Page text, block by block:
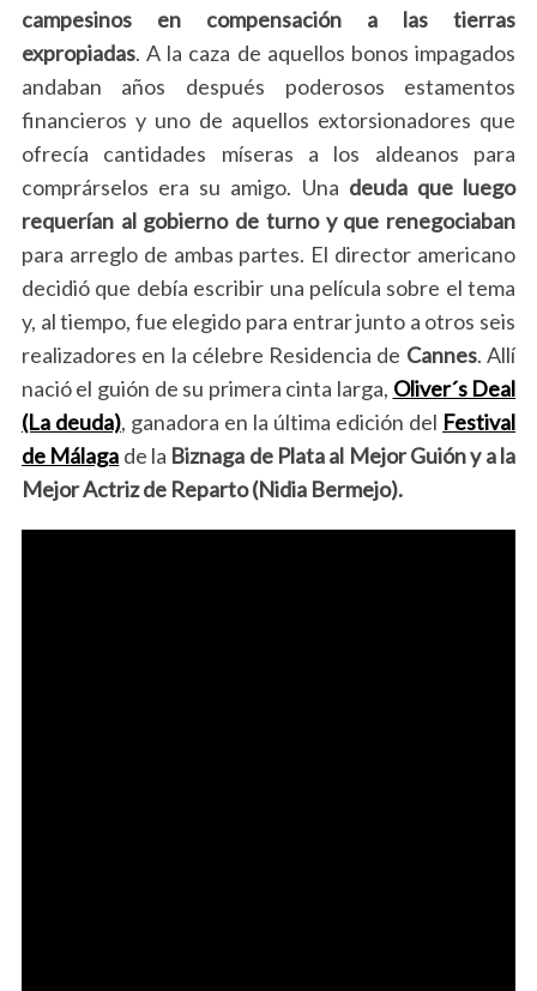
campesinos en compensación a las tierras
expropiadas. A la caza de aquellos bonos impagados
andaban años después poderosos estamentos
financieros y uno de aquellos extorsionadores que
ofrecía cantidades míseras a los aldeanos para
comprárselos era su amigo. Una deuda que luego
requerían al gobierno de turno y que renegociaban
para arreglo de ambas partes. El director americano
decidió que debía escribir una película sobre el tema
y, al tiempo, fue elegido para entrar junto a otros seis
realizadores en la célebre Residencia de Cannes. Allí
nació el guión de su primera cinta larga, Oliver´s Deal
(La deuda), ganadora en la última edición del Festival
de Málaga de la Biznaga de Plata al Mejor Guión y a la
Mejor Actriz de Reparto (Nidia Bermejo).